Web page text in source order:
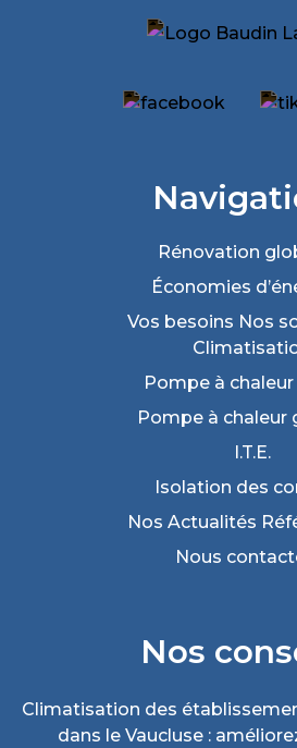
Rénovation
Économies
Vos besoins Nos
Pompe à chaleur
Pompe à chaleur
I.T.E.
Isolation des
Nos Actualités
Nous
Nos
Climatisation des
dans le Vaucluse :